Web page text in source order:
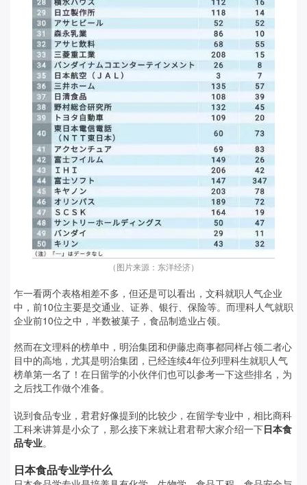
（图片来源：东洋经济）
乍一看两个表格相差不多，但还是可以看出，文科就职人气企业
中，前10位主要是交通业、证券、银行、保险等。而理科人气就职
企业前10位之中，半数被菓子，食品制造业占领。
然而在文理科的榜单中，明治集团和伊藤忠商事都同样占领二者心
目中的高地，尤其是明治集团，已经连续4年位列理科生就职人气
榜单第一名了！在日留学的小伙伴们也可以参考一下这些排名，为
之后找工作做个准备。
说到食品专业，君君好像提到的比较少，在留学专业中，相比商科
工科来讲算是小众了，那么接下来就让君君帮大家介绍一下日本食
品专业。
日本食品专业学什么